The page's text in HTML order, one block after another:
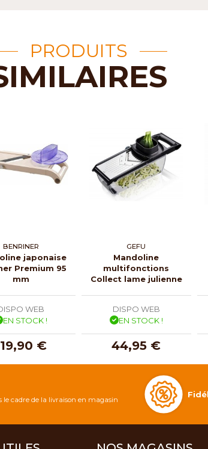
PRODUITS
BENRINER
japonaise
Premium 95
mm
WEB
EN STOCK !
€
GEFU
Mandoline
multifonctions
Collect lame julienne
DISPO WEB
EN STOCK !
44,95 €
cadre de la livraison en magasin